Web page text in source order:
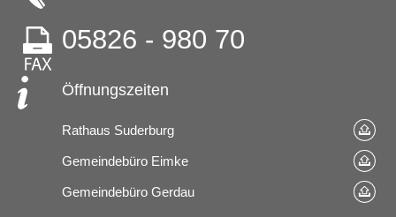
05826 - 980 70
Öffnungszeiten
Rathaus Suderburg
Gemeindebüro Eimke
Gemeindebüro Gerdau